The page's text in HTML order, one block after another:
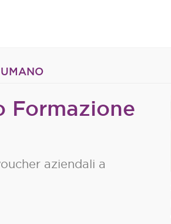
Formazione
aziendali a